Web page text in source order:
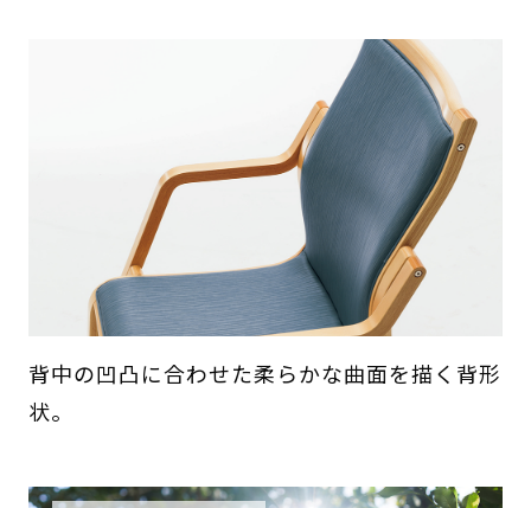
背中の凹凸に合わせた柔らかな曲面を描く背形
状。